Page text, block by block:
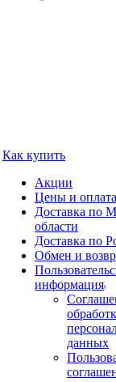
Как купить
Акции
Цены и оплата
Доставка по
области
Доставка по
Обмен и
информация
данных